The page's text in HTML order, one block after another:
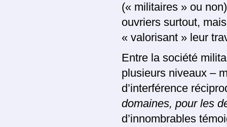
(« militaires » ou
ouvriers surtout,
« valorisant » leur
Entre la société
plusieurs niveaux –
d’interférence
domaines, pour les
d’innombrables